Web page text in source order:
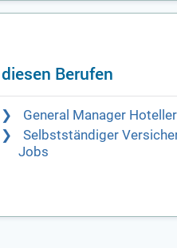
Berufen
General Manager
Selbstständiger
Jobs